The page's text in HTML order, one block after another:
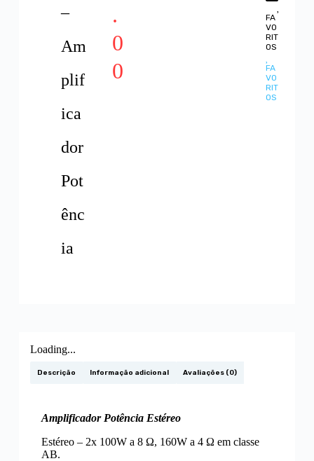
–
Am
plif
ica
dor
Pot
ênc
ia
.
0
0
FA
VO
RIT
OS
FA
VO
RIT
OS
Loading...
Descrição Informação adicional Avaliações (0)
Amplificador Potência Estéreo
Estéreo – 2x 100W a 8 Ω, 160W a 4 Ω em classe
AB.